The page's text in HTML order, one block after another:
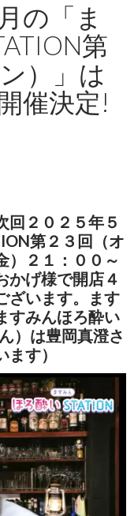
の「ま
第
）」は
催決定!
回２０２５年５
第２３回（オ
）２１：００～
かげ様で開店４
ざいます。ます
すみんほろ酔い
）は豊岡真澄さ
す）